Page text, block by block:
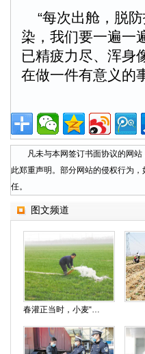
“每次出舱，脱
染，我们要一遍一
已精疲力尽、浑身
在做一件有意义的
凡未与本网签订书面协议的网站
此郑重声明。部分网站的侵权行为
任。
图文频道
春灌正当时，小麦“喝”上黄河水